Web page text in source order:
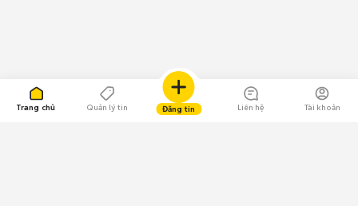
Trang chủ Quản lý tin Đăng tin Liên hệ Tài khoản